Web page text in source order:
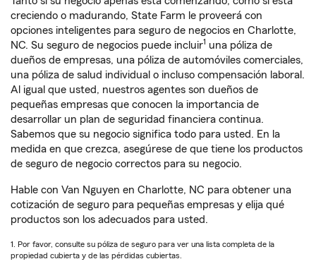
creciendo o madurando, State Farm le proveerá con
opciones inteligentes para seguro de negocios en Charlotte,
NC. Su seguro de negocios puede incluir1 una póliza de
dueños de empresas, una póliza de automóviles comerciales,
una póliza de salud individual o incluso compensación laboral.
Al igual que usted, nuestros agentes son dueños de
pequeñas empresas que conocen la importancia de
desarrollar un plan de seguridad financiera continua.
Sabemos que su negocio significa todo para usted. En la
medida en que crezca, asegúrese de que tiene los productos
de seguro de negocio correctos para su negocio.
Hable con Van Nguyen en Charlotte, NC para obtener una
cotización de seguro para pequeñas empresas y elija qué
productos son los adecuados para usted.
1. Por favor, consulte su póliza de seguro para ver una lista completa de la
propiedad cubierta y de las pérdidas cubiertas.